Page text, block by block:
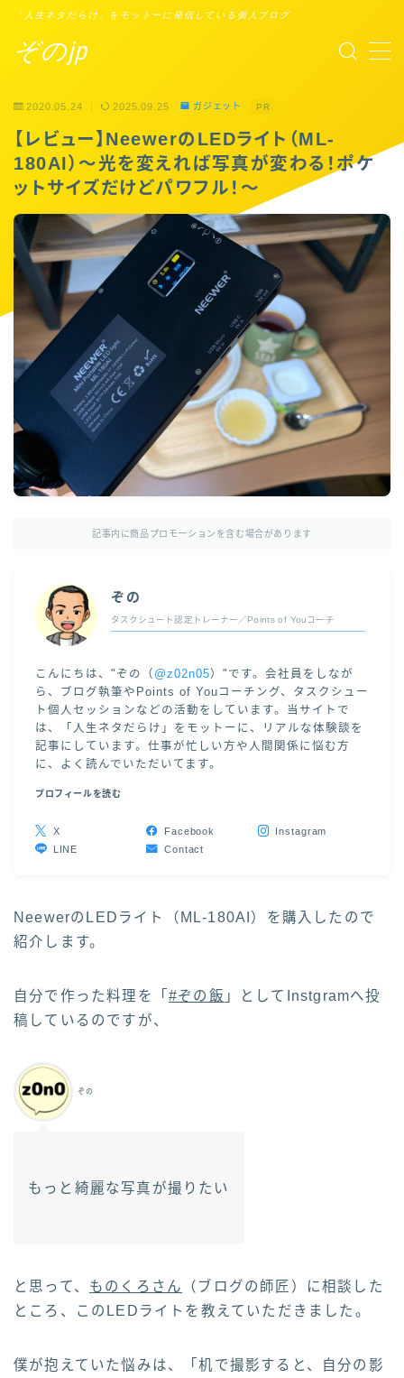
ぞのjp
「人生ネタだらけ」をモットーに発信している個人ブログ
MENU
Points of You
タスクシュート時間術
ブックレビュー
2020.05.24 2025.09.25 ガジェット PR
【レビュー】NeewerのLEDライト（ML-
180AI）〜光を変えれば写真が変わる！ポケ
ットサイズだけどパワフル！〜
記事内に商品プロモーションを含む場合があります
ぞの
タスクシュート認定トレーナー／Points of Youコーチ
こんにちは、"ぞの（ @z02n05）"です。会社員をしなが
ら、ブログ執筆やPoints of Youコーチング、タスクシュー
ト個人セッションなどの活動をしています。当サイトで
は、「人生ネタだらけ」をモットーに、リアルな体験談を
記事にしています。仕事が忙しい方や人間関係に悩む方
に、よく読んでいただいてます。
プロフィールを読む
X Facebook
Instagram
LINE
Contact
NeewerのLEDライト（ML-180AI）を購入したので
紹介します。
自分で作った料理を「 #ぞの飯 」としてInstgramへ投
稿しているのですが、
ぞの
もっと綺麗な写真が撮りたい
と思って、 ものくろさん
（ブログの師匠）に相談した
ところ、このLEDライトを教えていただきました。
僕が抱えていた悩みは、「机で撮影すると、自分の影